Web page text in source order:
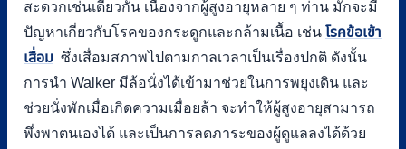
สะดวกเช่นเดียวกัน เนื่องจากผู้สูงอายุหลาย ๆ ท่าน มักจะมี
ปัญหาเกี่ยวกับโรคของกระดูกและกล้ามเนื้อ เช่น โรคข้อเข้า
เสื่อม ซึ่งเสื่อมสภาพไปตามกาลเวลาเป็นเรื่องปกติ ดังนั้น
การนำ Walker มีล้อนั่งได้เข้ามาช่วยในการพยุงเดิน และ
ช่วยนั่งพักเมื่อเกิดความเมื่อยล้า จะทำให้ผู้สูงอายุสามารถ
พึ่งพาตนเองได้ และเป็นการลดภาระของผู้ดูแลลงได้ด้วย